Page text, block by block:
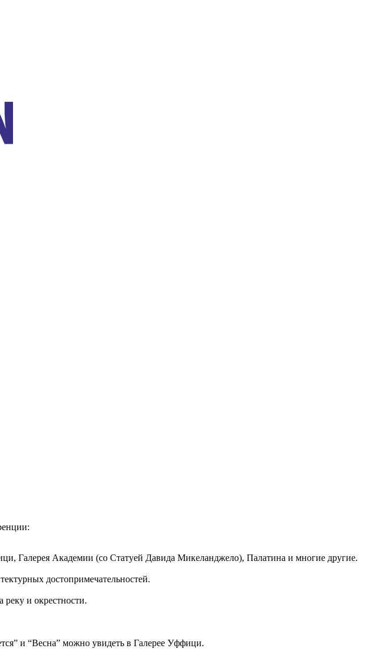
Галерея Академии (со Статуей Давида Микеланджело), Палатина и многие другие.
достопримечательностей.
и окрестности.
и “Весна” можно увидеть в Галерее Уффици.